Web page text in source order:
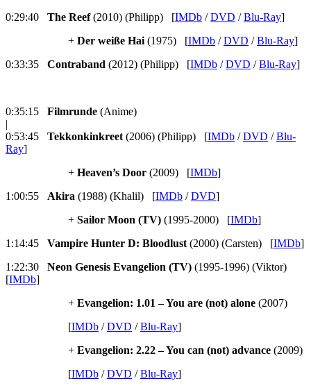
0:29:40 The Reef(2010) (Philipp) [IMDb /DVD /Blu-Ray]
+ Der weiße Hai (1975) [IMDb /DVD /Blu-Ray]
0:33:35 Contraband (2012) (Philipp) [IMDb /DVD /Blu-Ray]
0:35:15 Filmrunde (Anime)
|
0:53:45 Tekkonkinkreet (2006) (Philipp) [IMDb /DVD /Blu-
Ray]
+ Heaven’s Door (2009) [IMDb]
1:00:55 Akira (1988) (Khalil) [IMDb /DVD]
+ Sailor Moon (TV) (1995-2000) [IMDb]
1:14:45 Vampire Hunter D: Bloodlust (2000) (Carsten) [IMDb]
1:22:30 Neon Genesis Evangelion (TV) (1995-1996) (Viktor)
[IMDb]
+ Evangelion: 1.01 – You are (not) alone (2007)
[IMDb /DVD /Blu-Ray]
+ Evangelion: 2.22 – You can (not) advance (2009)
[IMDb /DVD /Blu-Ray]